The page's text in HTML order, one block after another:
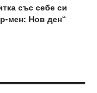
със себе си
мен: Нов ден“